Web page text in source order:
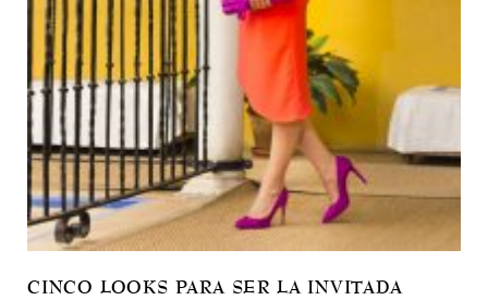
CINCO LOOKS PARA SER LA INVITADA